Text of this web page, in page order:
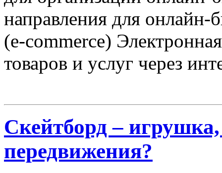
направления для онлайн-
(e-commerce)
товаров и услуг через
Скейтборд –
передвижения?